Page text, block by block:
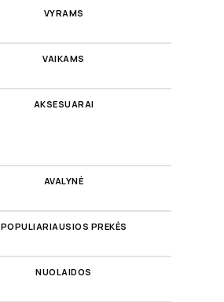
VYRAMS
VAIKAMS
AKSESUARAI
AVALYNĖ
POPULIARIAUSIOS PREKĖS
NUOLAIDOS